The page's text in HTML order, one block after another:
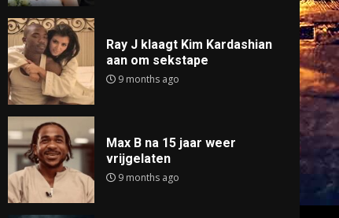
Ray J klaagt Kim Kardashian
aan om sekstape
9 months ago
Max B na 15 jaar weer
vrijgelaten
9 months ago